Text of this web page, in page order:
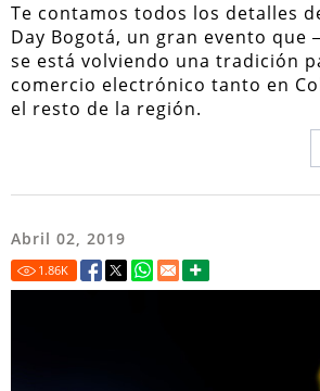
Te contamos todos los detalles
Day Bogotá, un gran evento
se está volviendo una tradición
comercio electrónico tanto en
el resto de la región.
Abril 02, 2019
1.86K